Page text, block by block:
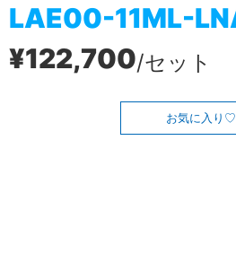
LAE00-11ML-
¥122,700/セット
お気に入り